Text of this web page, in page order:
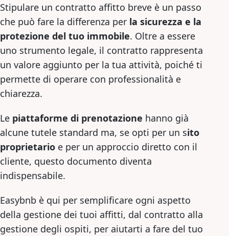
Stipulare un contratto affitto breve è un passo
che può fare la differenza per la sicurezza e la
protezione del tuo immobile. Oltre a essere
uno strumento legale, il contratto rappresenta
un valore aggiunto per la tua attività, poiché ti
permette di operare con professionalità e
chiarezza.
Le piattaforme di prenotazione hanno già
alcune tutele standard ma, se opti per un sito
proprietario e per un approccio diretto con il
cliente, questo documento diventa
indispensabile.
Easybnb è qui per semplificare ogni aspetto
della gestione dei tuoi affitti, dal contratto alla
gestione degli ospiti, per aiutarti a fare del tuo